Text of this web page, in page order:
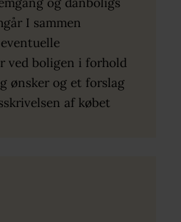
I sammen
ved boligen i forhold
ønsker og et forslag
af købet